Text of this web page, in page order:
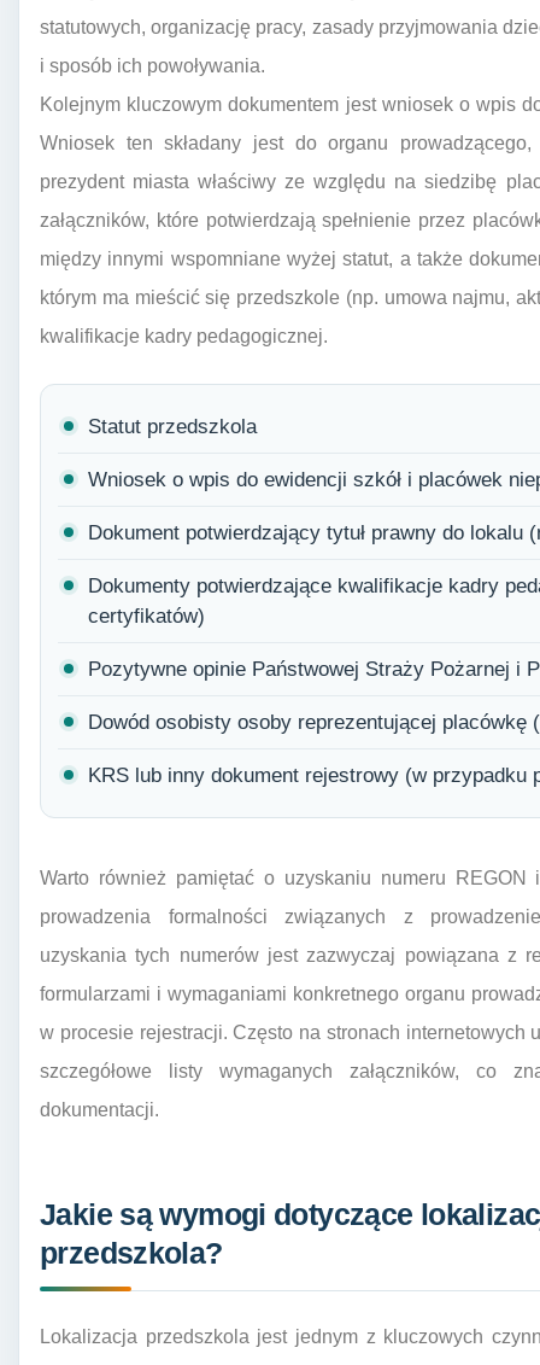
statutowych, organizację pracy, zasady przyjmowania
i sposób ich powoływania.
Kolejnym kluczowym dokumentem jest wniosek o wpis
Wniosek ten składany jest do organu
prezydent miasta właściwy ze względu na siedzibę
załączników, które potwierdzają spełnienie przez
między innymi wspomniane wyżej statut, a także
którym ma mieścić się przedszkole (np. umowa najmu,
kwalifikacje kadry pedagogicznej.
Statut przedszkola
Wniosek o wpis do ewidencji szkół i placówek
Dokument potwierdzający tytuł prawny do lokalu
Dokumenty potwierdzające kwalifikacje kadry
certyfikatów)
Pozytywne opinie Państwowej Straży Pożarnej i
Dowód osobisty osoby reprezentującej
KRS lub inny dokument rejestrowy (w przypadku
Warto również pamiętać o uzyskaniu numeru
prowadzenia formalności związanych z
uzyskania tych numerów jest zazwyczaj powiązana z
formularzami i wymaganiami konkretnego organu
w procesie rejestracji. Często na stronach internetowych
szczegółowe listy wymaganych załączników, co
dokumentacji.
Jakie są wymogi dotyczące
przedszkola?
Lokalizacja przedszkola jest jednym z kluczowych